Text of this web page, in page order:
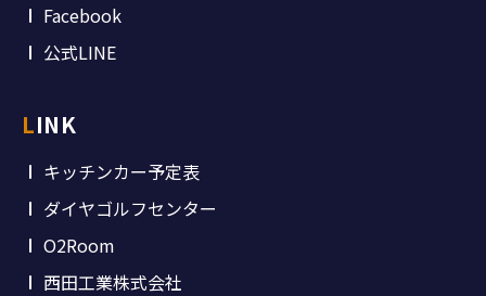
Facebook
公式LINE
LINK
キッチンカー予定表
ダイヤゴルフセンター
O2Room
西田工業株式会社